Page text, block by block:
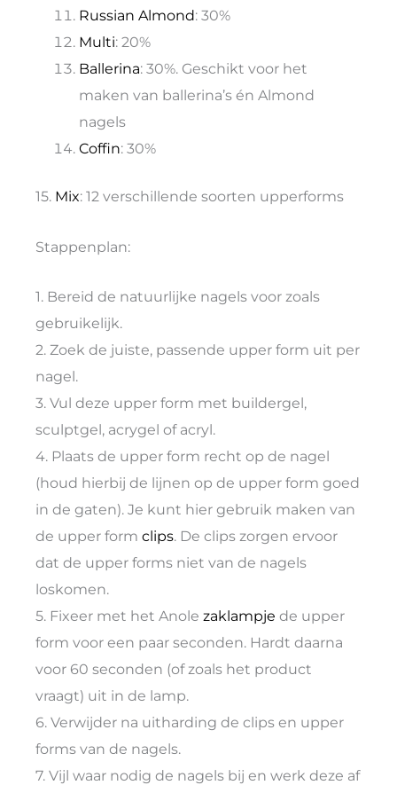
Russian Almond: 30%
Multi: 20%
Ballerina: 30%. Geschikt voor het
maken van ballerina’s én Almond
nagels
Coffin: 30%
15. Mix: 12 verschillende soorten upperforms
Stappenplan:
1. Bereid de natuurlijke nagels voor zoals
gebruikelijk.
2. Zoek de juiste, passende upper form uit per
nagel.
3. Vul deze upper form met buildergel,
sculptgel, acrygel of acryl.
4. Plaats de upper form recht op de nagel
(houd hierbij de lijnen op de upper form goed
in de gaten). Je kunt hier gebruik maken van
de upper form clips. De clips zorgen ervoor
dat de upper forms niet van de nagels
loskomen.
5. Fixeer met het Anole zaklampje de upper
form voor een paar seconden. Hardt daarna
voor 60 seconden (of zoals het product
vraagt) uit in de lamp.
6. Verwijder na uitharding de clips en upper
forms van de nagels.
7. Vijl waar nodig de nagels bij en werk deze af